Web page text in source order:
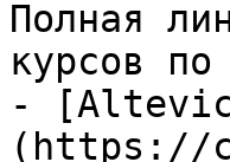
Полная
курсов по
-
(https://